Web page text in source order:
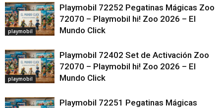
playmobil
Playmobil 72252 Pegatinas Mágicas Zoo
72070 – Playmobil hi! Zoo 2026 – El
Mundo Click
playmobil
Playmobil 72402 Set de Activación Zoo
72070 – Playmobil hi! Zoo 2026 – El
Mundo Click
Playmobil 72251 Pegatinas Mágicas